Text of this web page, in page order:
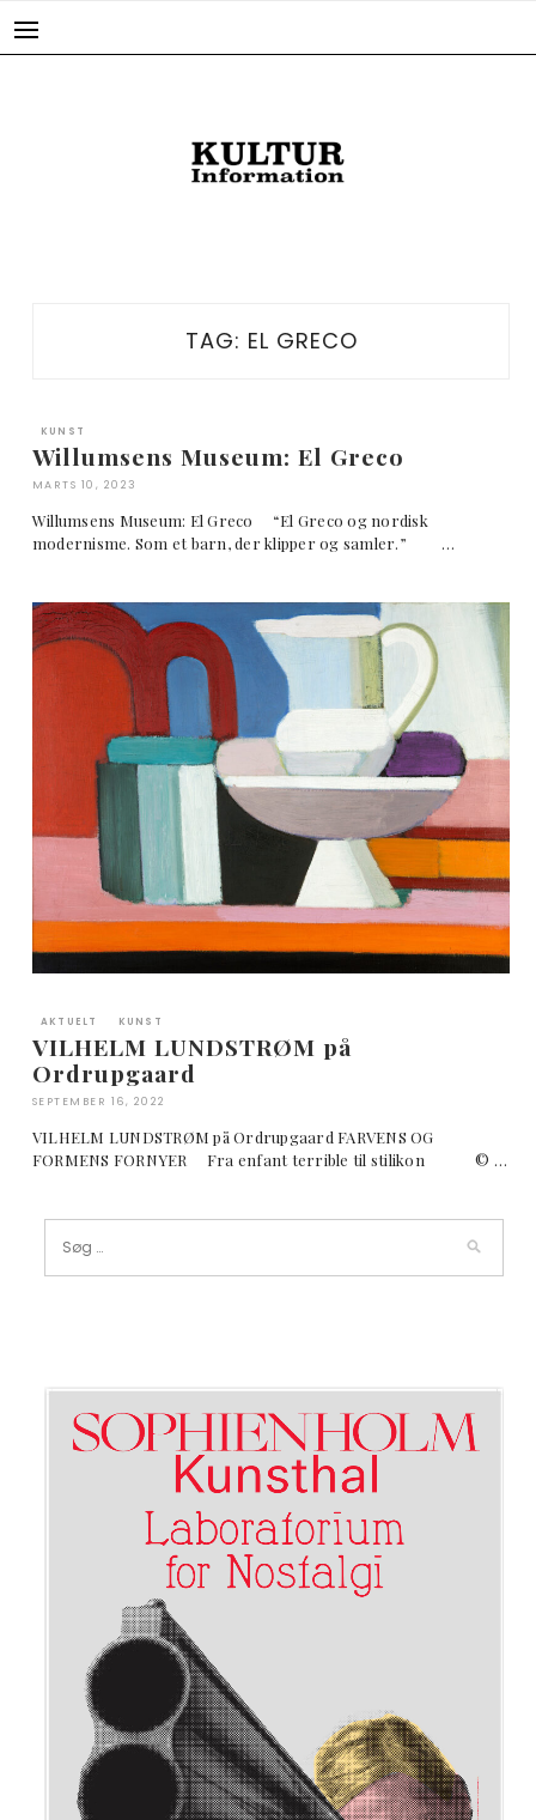
TAG: EL GRECO
KUNST
Willumsens Museum: El Greco
MARTS 10, 2023
Willumsens Museum: El Greco “El Greco og nordisk
modernisme. Som et barn, der klipper og samler.” …
AKTUELT KUNST
VILHELM LUNDSTRØM på
Ordrupgaard
SEPTEMBER 16, 2022
VILHELM LUNDSTRØM på Ordrupgaard FARVENS OG
FORMENS FORNYER Fra enfant terrible til stilikon © …